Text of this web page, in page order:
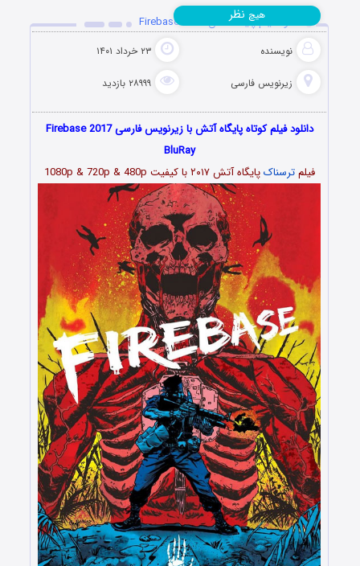
دانلود فیلم پایگاه آتش Firebase 2017
نویسنده ۲۳ خرداد ۱۴۰۱
زیرنویس فارسی ۲۸۹۹۹ بازدید
هیچ نظر
دانلود فیلم کوتاه پایگاه آتش با زیرنویس فارسی Firebase 2017
BluRay
فیلمترسناکپایگاه آتش ۲۰۱۷ با کیفیت 1080p & 720p & 480p